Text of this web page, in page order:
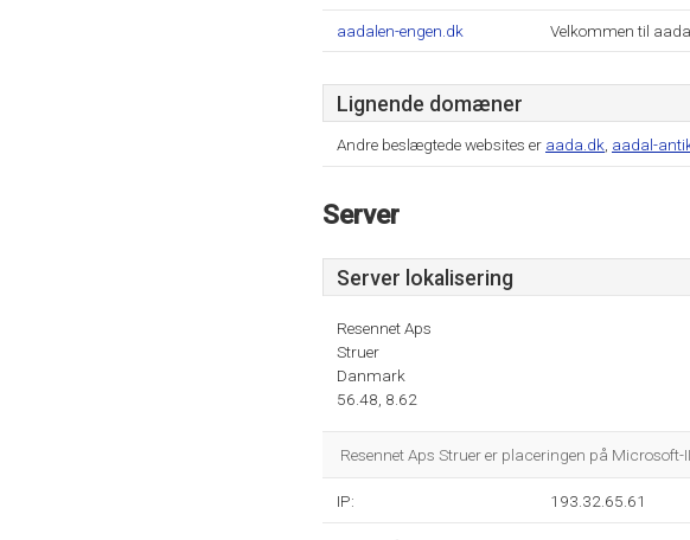
aadalen-engen.dk Velkommen til
Lignende domæner
Andre beslægtede websites er aada.dk aadal-
Server
Server lokalisering
Resennet Aps
Struer
Danmark
56.48, 8.62
Resennet Aps Struer er placeringen på
IP: 193.32.65.61